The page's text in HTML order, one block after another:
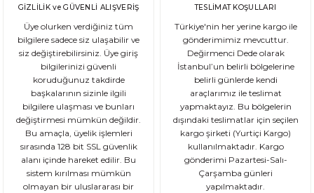
DEVAMI
Ekşi Mayalı Ekmek Tüketmemiz için 10 Neden
Ekmek ve ekmek ürünleri için sağlıklı olmadıklarına dair kötü bir
DEVAMI
GİZLİLİK ve GÜVENLİ ALIŞVERİŞ
Üye olurken verdiğiniz tüm
bilgilere sadece siz ulaşabilir ve
siz değiştirebilirsiniz. Üye giriş
bilgilerinizi güvenli
koruduğunuz takdirde
başkalarının sizinle ilgili
bilgilere ulaşması ve bunları
değiştirmesi mümkün değildir.
Bu amaçla, üyelik işlemleri
sırasında 128 bit SSL güvenlik
alanı içinde hareket edilir. Bu
sistem kırılması mümkün
olmayan bir uluslararası bir
TESLİMAT KOŞULLARI
Türkiye'nin her yerine kargo ile
gönderimimiz mevcuttur.
Değirmenci Dede olarak
İstanbul’un belirli bölgelerine
belirli günlerde kendi
araçlarımız ile teslimat
yapmaktayız. Bu bölgelerin
dışındaki teslimatlar için seçilen
kargo şirketi (Yurtiçi Kargo)
kullanılmaktadır. Kargo
gönderimi Pazartesi-Salı-
Çarşamba günleri
yapılmaktadır.